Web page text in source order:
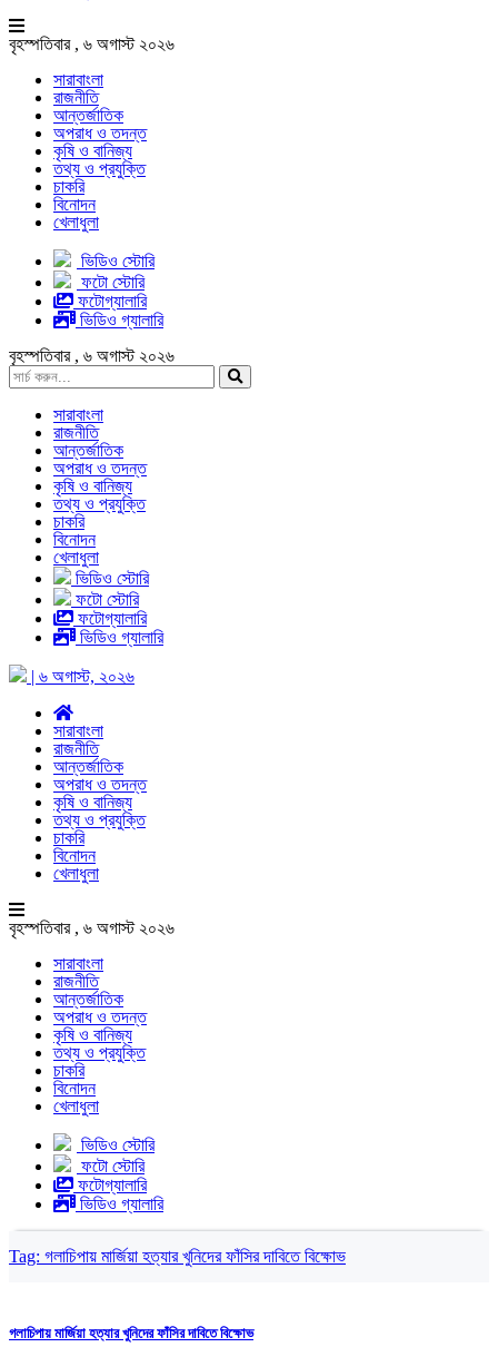
বৃহস্পতিবার , ৬ অগাস্ট ২০২৬
সারাবাংলা
রাজনীতি
আন্তর্জাতিক
অপরাধ ও তদন্ত
কৃষি ও বানিজ্য
তথ্য ও প্রযুক্তি
চাকরি
বিনোদন
খেলাধুলা
ভিডিও স্টোরি
ফটো স্টোরি
ফটোগ্যালারি
ভিডিও গ্যালারি
বৃহস্পতিবার , ৬ অগাস্ট ২০২৬
সারাবাংলা
রাজনীতি
আন্তর্জাতিক
অপরাধ ও তদন্ত
কৃষি ও বানিজ্য
তথ্য ও প্রযুক্তি
চাকরি
বিনোদন
খেলাধুলা
ভিডিও স্টোরি
ফটো স্টোরি
ফটোগ্যালারি
ভিডিও গ্যালারি
| ৬ অগাস্ট, ২০২৬
সারাবাংলা
রাজনীতি
আন্তর্জাতিক
অপরাধ ও তদন্ত
কৃষি ও বানিজ্য
তথ্য ও প্রযুক্তি
চাকরি
বিনোদন
খেলাধুলা
বৃহস্পতিবার , ৬ অগাস্ট ২০২৬
সারাবাংলা
রাজনীতি
আন্তর্জাতিক
অপরাধ ও তদন্ত
কৃষি ও বানিজ্য
তথ্য ও প্রযুক্তি
চাকরি
বিনোদন
খেলাধুলা
ভিডিও স্টোরি
ফটো স্টোরি
ফটোগ্যালারি
ভিডিও গ্যালারি
Tag: গলাচিপায় মার্জিয়া হত্যার খুনিদের ফাঁসির দাবিতে বিক্ষোভ
গলাচিপায় মার্জিয়া হত্যার খুনিদের ফাঁসির দাবিতে বিক্ষোভ